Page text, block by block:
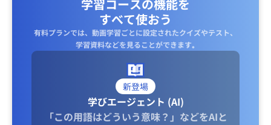
学習コースの機能を
すべて使おう
有料プランでは、動画学習ごとに設定されたクイズやテスト、
学習資料などを見ることができます｡
新登場
学びエージェント (AI)
「この用語はどういう意味？」などをAIと